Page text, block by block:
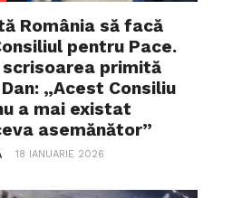
România să facă
pentru Pace.
scrisoarea primită
„Acest Consiliu
a mai existat
asemănător”
18 IANUARIE 2026